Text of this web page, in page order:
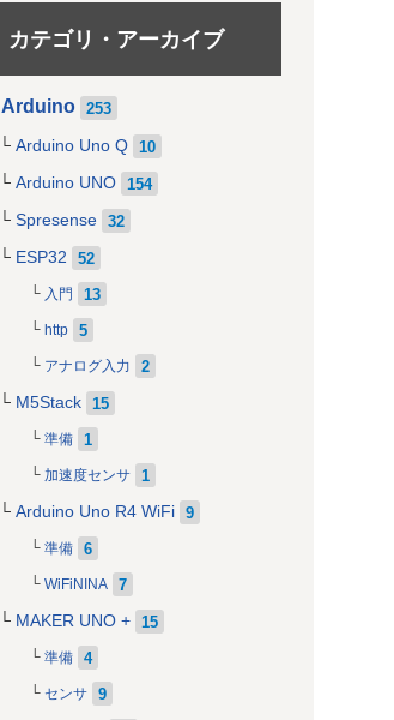
カテゴリ・アーカイブ
Arduino 253
Arduino Uno Q 10
Arduino UNO 154
Spresense 32
ESP32 52
入門 13
http 5
アナログ入力 2
M5Stack 15
準備 1
加速度センサ 1
Arduino Uno R4 WiFi 9
準備 6
WiFiNINA 7
MAKER UNO + 15
準備 4
センサ 9